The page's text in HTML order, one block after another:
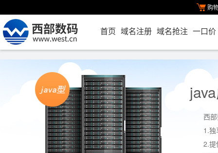
购
首页 域名注册 域名抢注 一口价
西
1.
2.提